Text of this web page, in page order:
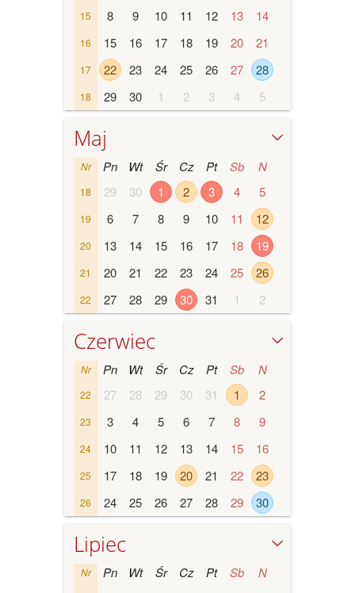
15 8 9 10 11 12 13 14
16 15 16 17 18 19 20 21
17 22 23 24 25 26 27 28
18 29 30 1 2 3 4 5
Maj
Nr Pn Wt Śr Cz Pt Sb N
18 29 30 1 2 3 4 5
19 6 7 8 9 10 11 12
20 13 14 15 16 17 18 19
21 20 21 22 23 24 25 26
22 27 28 29 30 31 1 2
Czerwiec
Nr Pn Wt Śr Cz Pt Sb N
22 27 28 29 30 31 1 2
23 3 4 5 6 7 8 9
24 10 11 12 13 14 15 16
25 17 18 19 20 21 22 23
26 24 25 26 27 28 29 30
Lipiec
Nr Pn Wt Śr Cz Pt Sb N